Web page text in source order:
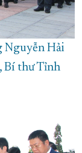
Nguyễn Hải
Bí thư Tỉnh